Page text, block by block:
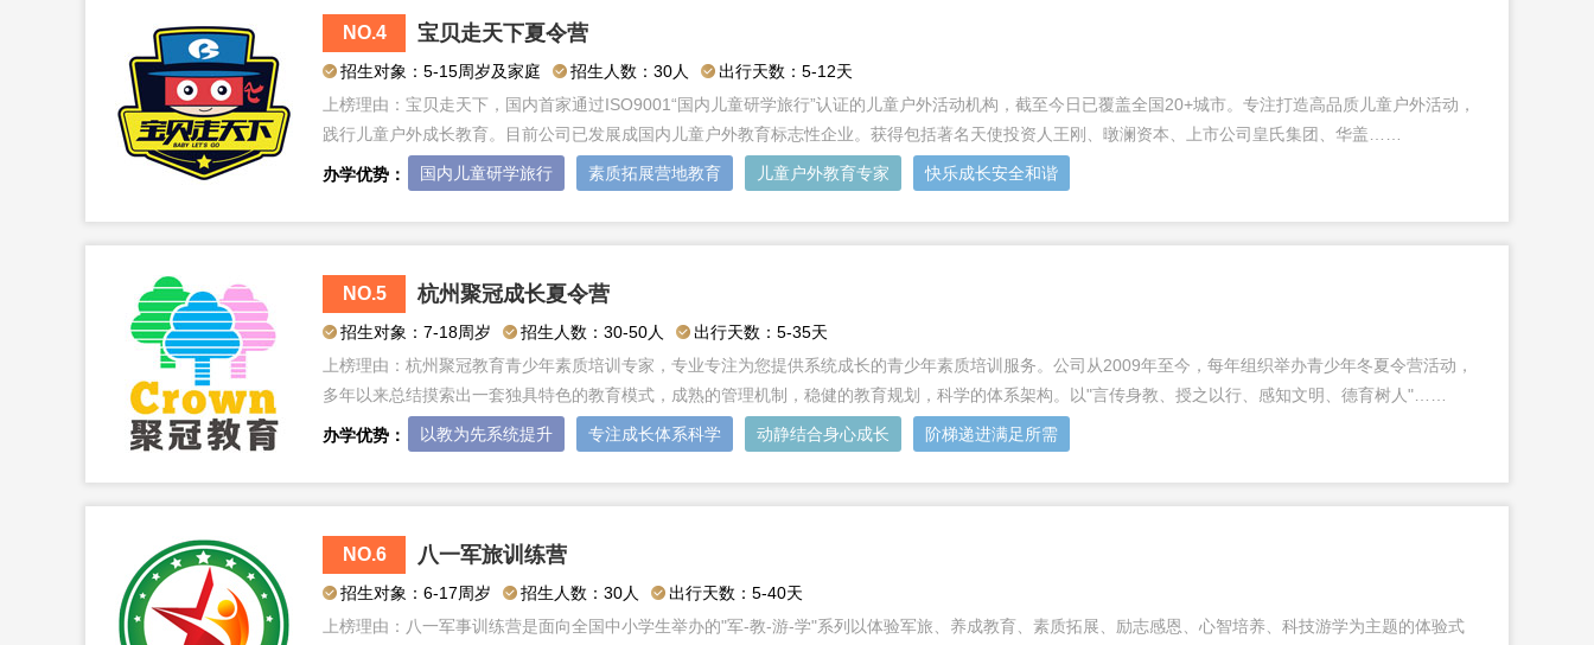
NO.4 宝贝走天下夏令营
招生对象：5-15周岁及家庭 招生人数：30人
出行天数：5-12天
上榜理由： 宝贝走天下，国内首家通过ISO9001“国内儿童研学旅行”认证的儿童户外活动机构，截至今日已覆盖全国20+城市。专注打造高品质儿童户外活动，
践行儿童户外成长教育。目前公司已发展成国内儿童户外教育标志性企业。获得包括著名天使投资人王刚、暾澜资本、上市公司皇氏集团、华盖……
办学优势： 国内儿童研学旅行 素质拓展营地教育 儿童户外教育专家 快乐成长安全和谐
NO.5 杭州聚冠成长夏令营
招生对象：7-18周岁 招生人数：30-50人
出行天数：5-35天
上榜理由： 杭州聚冠教育青少年素质培训专家，专业专注为您提供系统成长的青少年素质培训服务。公司从2009年至今，每年组织举办青少年冬夏令营活动，
多年以来总结摸索出一套独具特色的教育模式，成熟的管理机制，稳健的教育规划，科学的体系架构。以"言传身教、授之以行、感知文明、德育树人"……
办学优势： 以教为先系统提升 专注成长体系科学 动静结合身心成长 阶梯递进满足所需
NO.6 八一军旅训练营
招生对象：6-17周岁 招生人数：30人
出行天数：5-40天
上榜理由： 八一军事训练营是面向全国中小学生举办的"军-教-游-学"系列以体验军旅、养成教育、素质拓展、励志感恩、心智培养、科技游学为主题的体验式